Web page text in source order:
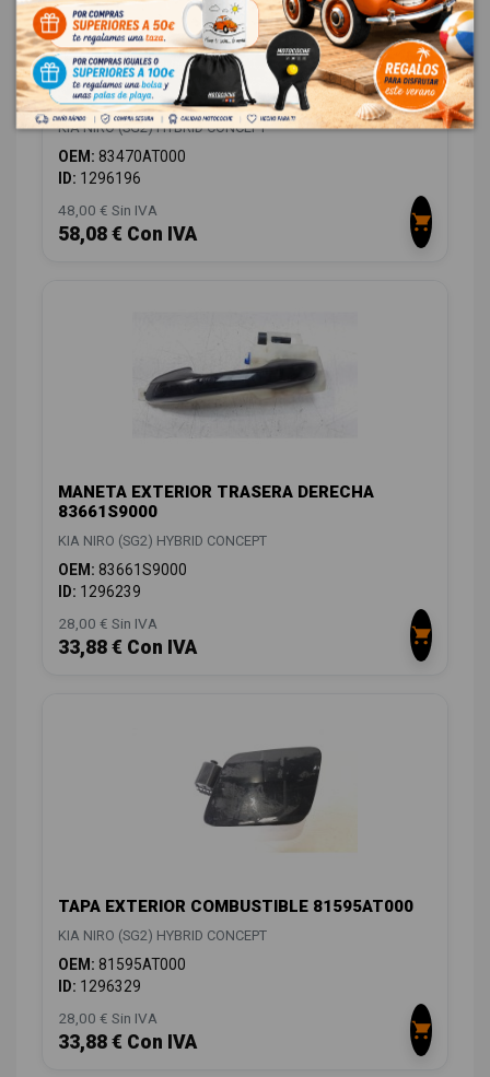
ELEVALUNAS TRASERO IZQUIERDO
83470AT000
KIA NIRO (SG2) HYBRID CONCEPT
OEM: 83470AT000
ID: 1296196
48,00 € Sin IVA
58,08 € Con IVA
MANETA EXTERIOR TRASERA DERECHA
83661S9000
KIA NIRO (SG2) HYBRID CONCEPT
OEM: 83661S9000
ID: 1296239
28,00 € Sin IVA
33,88 € Con IVA
TAPA EXTERIOR COMBUSTIBLE 81595AT000
KIA NIRO (SG2) HYBRID CONCEPT
OEM: 81595AT000
ID: 1296329
28,00 € Sin IVA
33,88 € Con IVA